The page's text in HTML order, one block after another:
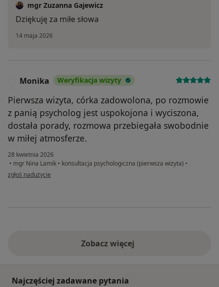
mgr Zuzanna Gajewicz
Dziękuję za miłe słowa
14 maja 2026
Monika Weryfikacja wizyty
Pierwsza wizyta, córka zadowolona, po rozmowie
z panią psycholog jest uspokojona i wyciszona,
dostała porady, rozmowa przebiegała swobodnie
w miłej atmosferze.
28 kwietnia 2026
• mgr Nina Lamik • konsultacja psychologiczna (pierwsza wizyta) •
w opinii użytkownika Monika
zgłoś nadużycie
Zobacz więcej
Najczęściej zadawane pytania